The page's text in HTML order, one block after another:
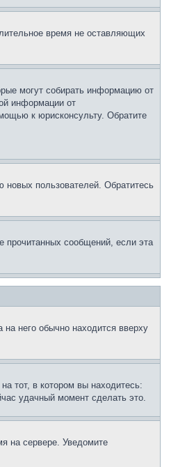
время не оставляющих
могут собирать информацию от
информации от
к юрисконсульту. Обратите
новых пользователей. Обратитесь
прочитанных сообщений, если эта
на него обычно находится вверху
тот, в котором вы находитесь:
удачный момент сделать это.
на сервере. Уведомите